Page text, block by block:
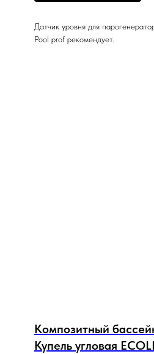
Датчик уровня для
Pool prof рекомендует.
Композитный
Купель угловая